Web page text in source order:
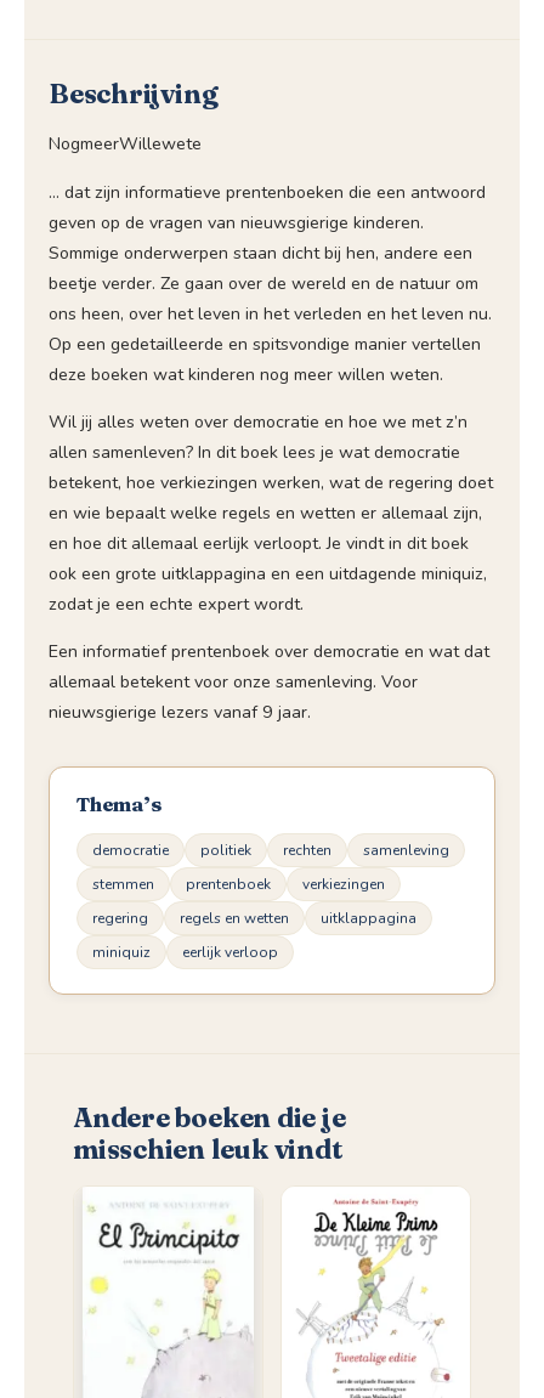
Beschrijving
NogmeerWillewete
… dat zijn informatieve prentenboeken die een antwoord
geven op de vragen van nieuwsgierige kinderen.
Sommige onderwerpen staan dicht bij hen, andere een
beetje verder. Ze gaan over de wereld en de natuur om
ons heen, over het leven in het verleden en het leven nu.
Op een gedetailleerde en spitsvondige manier vertellen
deze boeken wat kinderen nog meer willen weten.
Wil jij alles weten over democratie en hoe we met z’n
allen samenleven? In dit boek lees je wat democratie
betekent, hoe verkiezingen werken, wat de regering doet
en wie bepaalt welke regels en wetten er allemaal zijn,
en hoe dit allemaal eerlijk verloopt. Je vindt in dit boek
ook een grote uitklappagina en een uitdagende miniquiz,
zodat je een echte expert wordt.
Een informatief prentenboek over democratie en wat dat
allemaal betekent voor onze samenleving. Voor
nieuwsgierige lezers vanaf 9 jaar.
Thema’s
democratie politiek rechten
samenleving
stemmen
prentenboek
verkiezingen
regering
regels en wetten
uitklappagina
miniquiz
eerlijk verloop
Andere boeken die je
misschien leuk vindt